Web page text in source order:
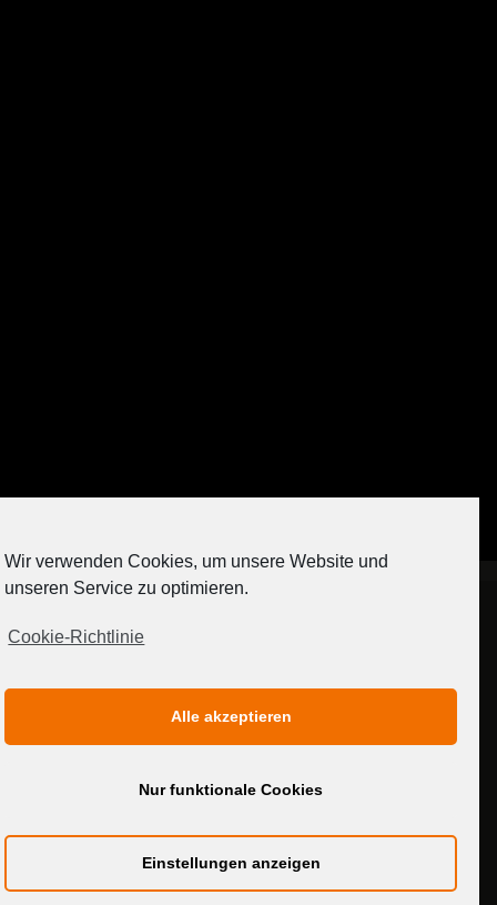
[contact-form-7 404 "Nicht gefunden"]
MEDIADATEN
Wir verwenden Cookies, um unsere Website und
unseren Service zu optimieren.
Cookie-Richtlinie
Alle akzeptieren
Nur funktionale Cookies
Einstellungen anzeigen